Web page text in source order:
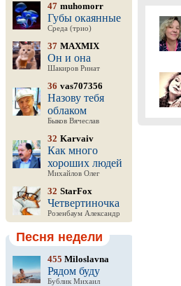
47 muhomorr
Губы окаянные
Среда (трио)
37 MAXMIX
Он и она
Шакиров Ринат
36 vas707356
Назову тебя
облаком
Быков Вячеслав
32 Karvaiv
Как много
хороших людей
Михайлов Олег
32 StarFox
Четвертиночка
Розенбаум Александр
Песня недели
455 Miloslavna
Рядом буду
Бублик Михаил